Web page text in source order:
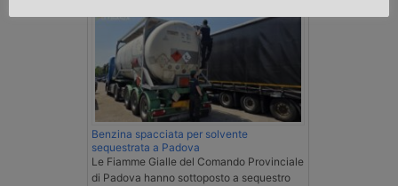
Benzina spacciata per solvente
sequestrata a Padova
Le Fiamme Gialle del Comando Provinciale
di Padova hanno sottoposto a sequestro